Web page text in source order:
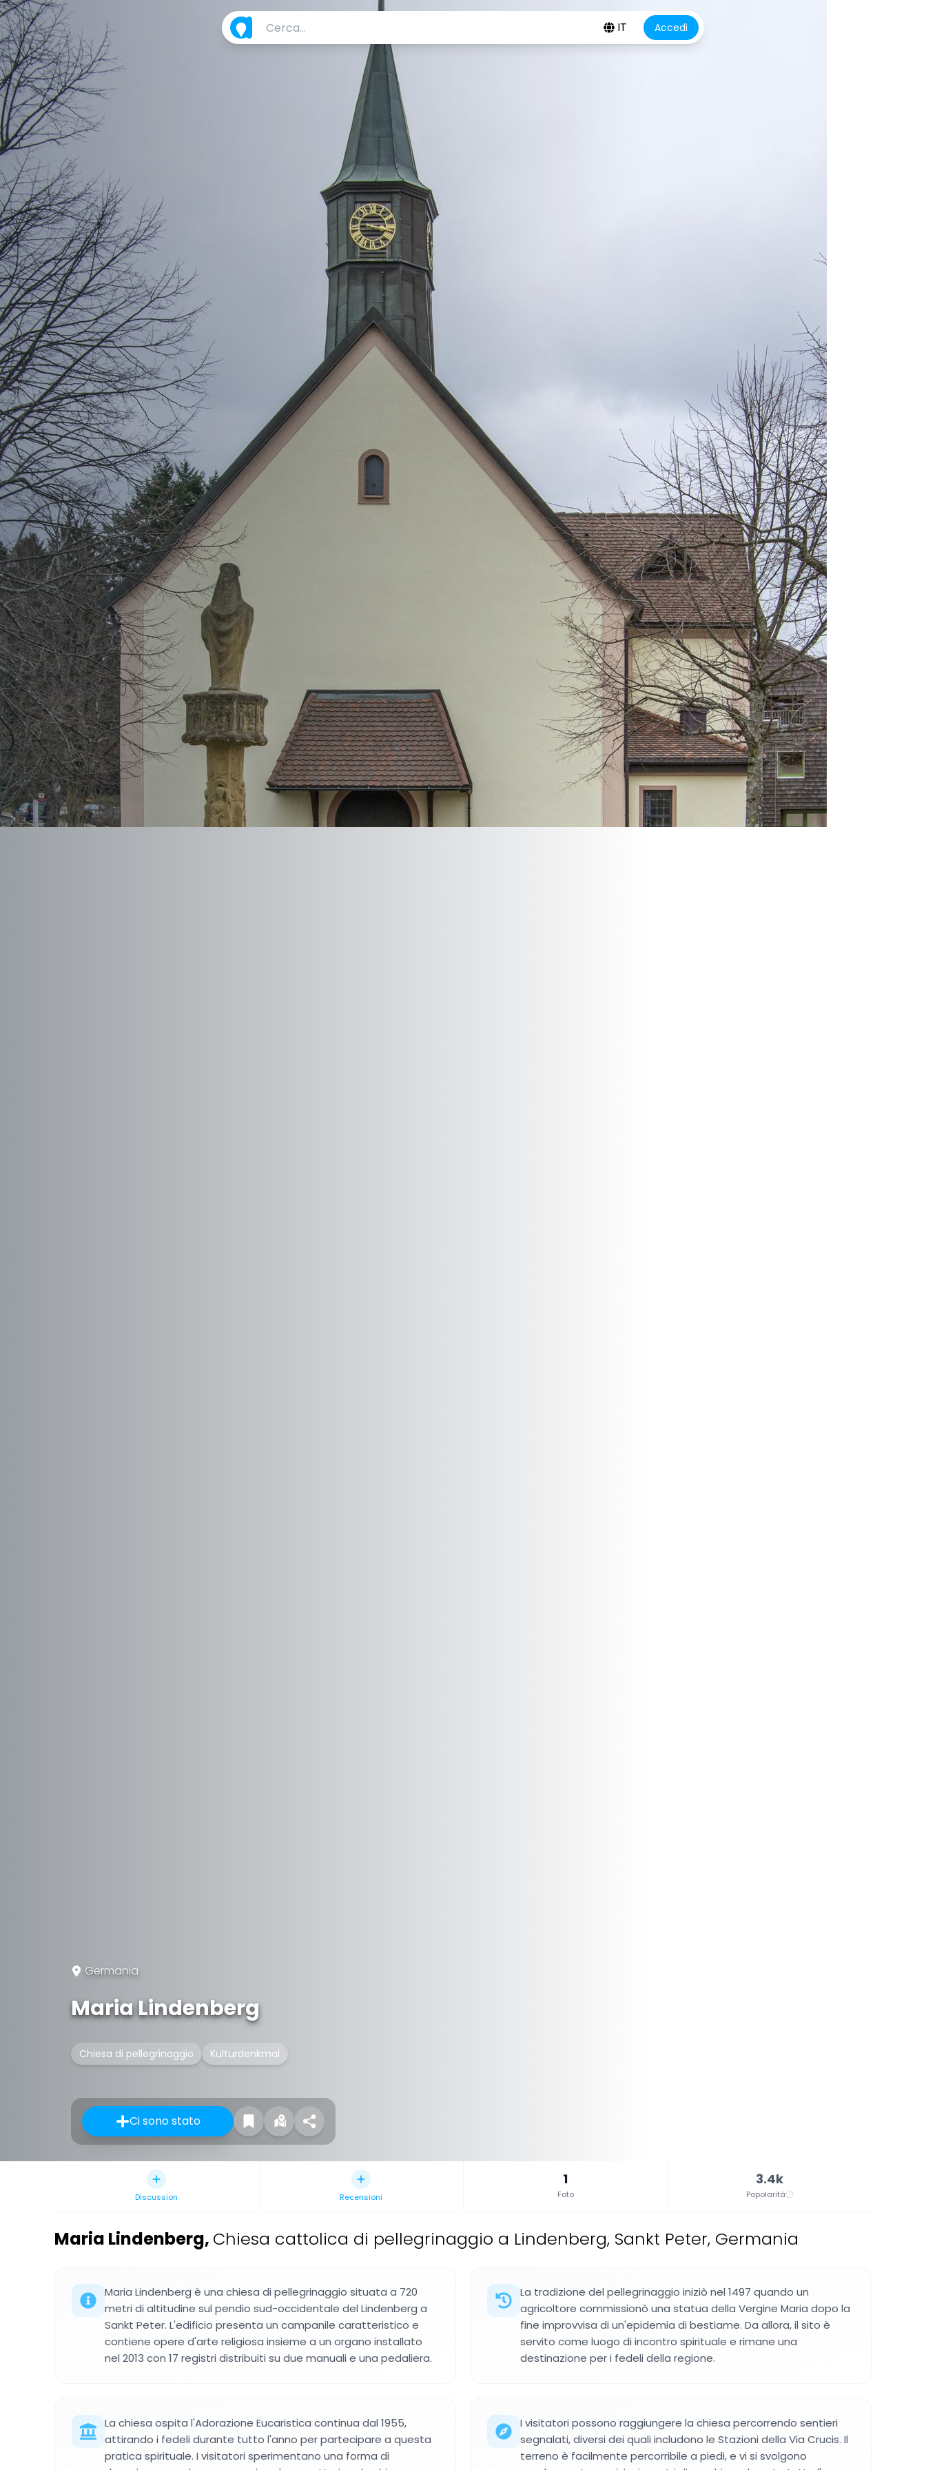
IT Accedi
Germania
Maria Lindenberg
Chiesa di pellegrinaggio Kulturdenkmal
Ci sono stato
Discussion Recensioni
1
Foto
3.4k
Popolarità
Maria Lindenberg, Chiesa cattolica di pellegrinaggio a Lindenberg, Sankt Peter, Germania
Maria Lindenberg è una chiesa di pellegrinaggio situata a 720
metri di altitudine sul pendio sud-occidentale del Lindenberg a
Sankt Peter. L'edificio presenta un campanile caratteristico e
contiene opere d'arte religiosa insieme a un organo installato
nel 2013 con 17 registri distribuiti su due manuali e una pedaliera.
La tradizione del pellegrinaggio iniziò nel 1497 quando un
agricoltore commissionò una statua della Vergine Maria dopo la
fine improvvisa di un'epidemia di bestiame. Da allora, il sito è
servito come luogo di incontro spirituale e rimane una
destinazione per i fedeli della regione.
La chiesa ospita l'Adorazione Eucaristica continua dal 1955,
attirando i fedeli durante tutto l'anno per partecipare a questa
pratica spirituale. I visitatori sperimentano una forma di
I visitatori possono raggiungere la chiesa percorrendo sentieri
segnalati, diversi dei quali includono le Stazioni della Via Crucis. Il
terreno è facilmente percorribile a piedi, e vi si svolgono